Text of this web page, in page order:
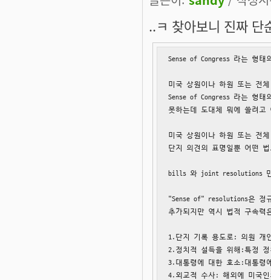
..ㅋ 찾아보니 진짜 단
Sense of Congress 라는 형태
미국 상원이나 하원 또는 전
Sense of Congress 라는 형
못하는데 도대체 뭐에 쓸려고
미국 상원이나 하원 또는 전
단지 의견의 표명일뿐 어떤
bills 와 joint resolutions 만
"Sense of" resolutions은 정
추가되지만 역시 법적 구속력
1.단지 기록 용도로: 의원 개
2.정치적 설득을 위해:특정
3.대통령에 대한 호소:대통령
4.외교적 수사: 해외에 미국